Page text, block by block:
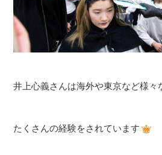
井上心義さんは海外や東京など様々
たくさんの経験をされています